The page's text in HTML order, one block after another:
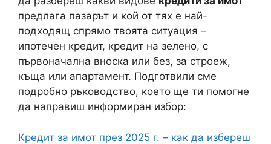
предлага пазарът и кой от тях е най-
подходящ спрямо твоята ситуация –
ипотечен кредит, кредит на зелено, с
първоначална вноска или без, за строеж,
къща или апартамент. Подготвили сме
подробно ръководство, което ще ти помогне
да направиш информиран избор:
Кредит за имот през 2025 г. – как да избереш